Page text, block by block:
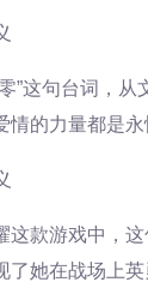
”这句台词，
情的力量都是永
这款游戏中，
了她在战场上